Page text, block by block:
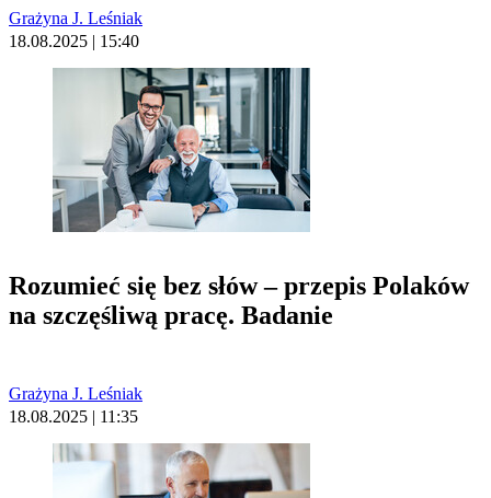
Grażyna J. Leśniak
18.08.2025 | 15:40
Rozumieć się bez słów – przepis Polaków
na szczęśliwą pracę. Badanie
Grażyna J. Leśniak
18.08.2025 | 11:35